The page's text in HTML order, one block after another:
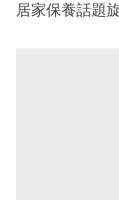
居家保養話題